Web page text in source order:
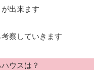
出来ます
察していきます
ウスは？